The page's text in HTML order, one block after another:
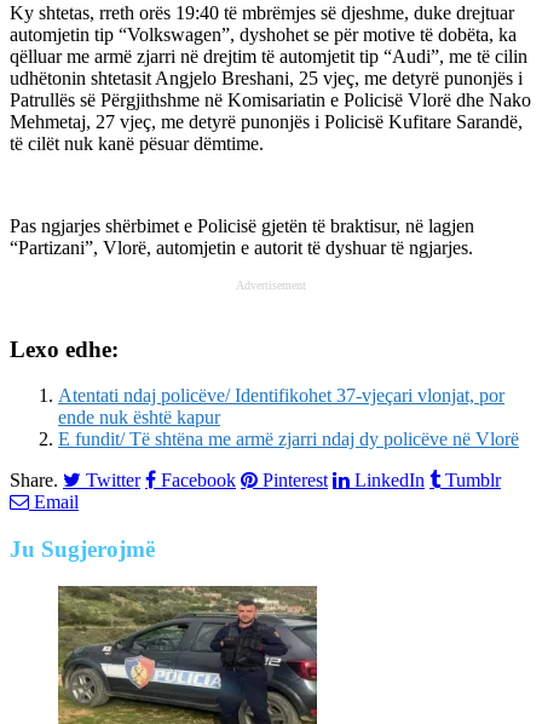
Ky shtetas, rreth orës 19:40 të mbrëmjes së djeshme, duke drejtuar
automjetin tip “Volkswagen”, dyshohet se për motive të dobëta, ka
qëlluar me armë zjarri në drejtim të automjetit tip “Audi”, me të cilin
udhëtonin shtetasit Angjelo Breshani, 25 vjeç, me detyrë punonjës i
Patrullës së Përgjithshme në Komisariatin e Policisë Vlorë dhe Nako
Mehmetaj, 27 vjeç, me detyrë punonjës i Policisë Kufitare Sarandë,
të cilët nuk kanë pësuar dëmtime.
Pas ngjarjes shërbimet e Policisë gjetën të braktisur, në lagjen
“Partizani”, Vlorë, automjetin e autorit të dyshuar të ngjarjes.
Advertisement
Lexo edhe:
Atentati ndaj policëve/ Identifikohet 37-vjeçari vlonjat, por
ende nuk është kapur
E fundit/ Të shtëna me armë zjarri ndaj dy policëve në Vlorë
Share.
Twitter Facebook Pinterest LinkedIn
Tumblr
Email
Ju Sugjerojmë